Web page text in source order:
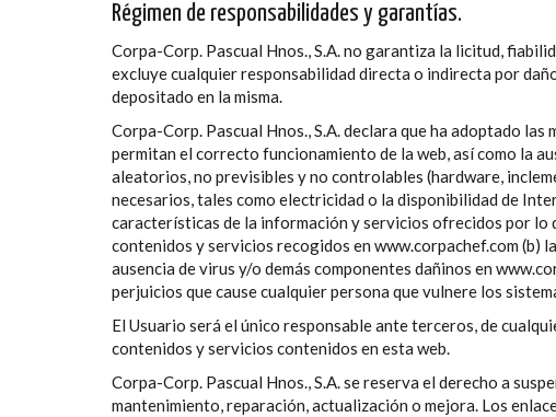
Régimen de responsabilidades y garantías.
Corpa-Corp. Pascual Hnos., S.A. no garantiza la licitud,
excluye cualquier responsabilidad directa o indirecta por
depositado en la misma.
Corpa-Corp. Pascual Hnos., S.A. declara que ha adoptado
permitan el correcto funcionamiento de la web, así como la
aleatorios, no previsibles y no controlables (hardware,
necesarios, tales como electricidad o la disponibilidad de
características de la información y servicios ofrecidos por lo
contenidos y servicios recogidos en www.corpachef.com (b)
ausencia de virus y/o demás componentes dañinos en
perjuicios que cause cualquier persona que vulnere los
El Usuario será el único responsable ante terceros, de
contenidos y servicios contenidos en esta web.
Corpa-Corp. Pascual Hnos., S.A. se reserva el derecho a
mantenimiento, reparación, actualización o mejora. Los